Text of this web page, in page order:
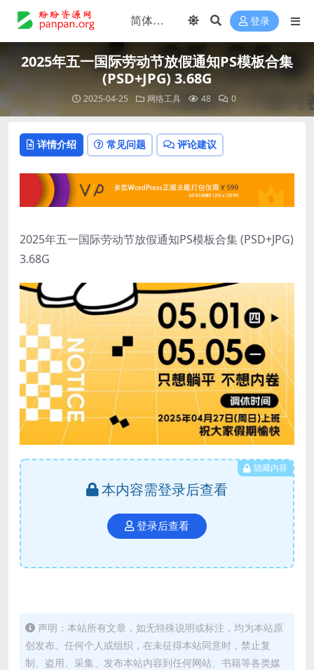
登录
2025年五一国际劳动节放假通知PS模板合集
(PSD+JPG) 3.68G
2025-04-25 网络工具 48 0
详情介绍 常见问题 评论建议
2025年五一国际劳动节放假通知PS模板合集 (PSD+JPG)
3.68G
隐藏内容
本内容需登录后查看
登录后查看
声明：本站所有文章，如无特殊说明或标注，均为本站原
创发布。任何个人或组织，在未征得本站同意时，禁止复
制、盗用、采集、发布本站内容到任何网站、书籍等各类媒